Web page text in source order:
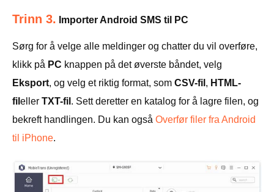
Trinn 3. Importer Android SMS til PC
Sørg for å velge alle meldinger og chatter du vil overføre,
klikk på PC knappen på det øverste båndet, velg
Eksport, og velg et riktig format, som CSV-fil , HTML-
fil eller TXT-fil . Sett deretter en katalog for å lagre filen, og
bekreft handlingen. Du kan også Overfør filer fra Android
til iPhone.